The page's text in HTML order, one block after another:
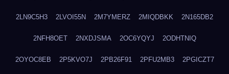
2LN9C5H3 2LVOI55N 2M7YMERZ 2MIQDBKK 2N165DB2
2NFH8OET 2NXDJSMA 2OC6YQYJ 2ODHTNIQ
2OYOC8EB 2P5KVO7J 2PB26F91 2PFU2MB3 2PGICZT7